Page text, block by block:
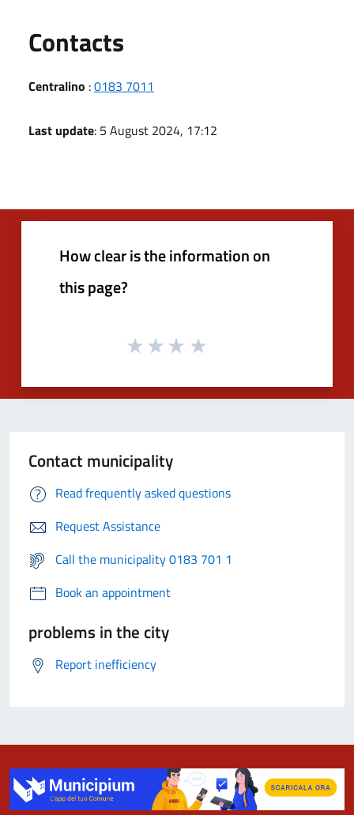
Contacts
Centralino :0183 7011
Last update: 5 August 2024, 17:12
How clear is the information on
this page?
Contact municipality
Read frequently asked questions
Request Assistance
Call the municipality 0183 701 1
Book an appointment
problems in the city
Report inefficiency